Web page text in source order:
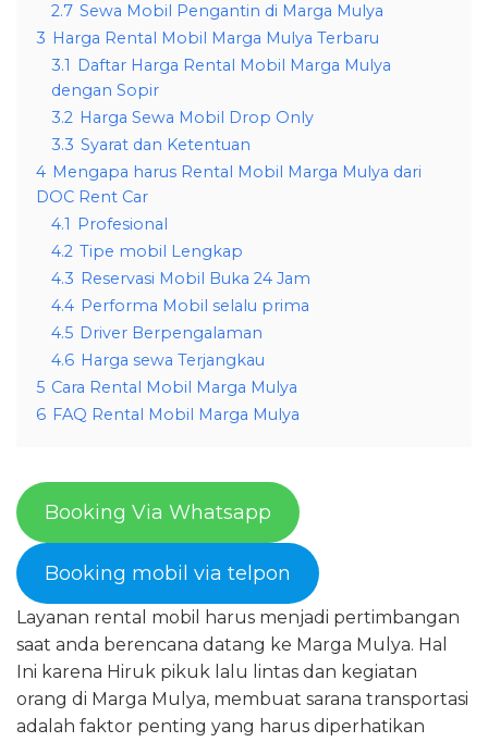
2.7 Sewa Mobil Pengantin di Marga Mulya
3 Harga Rental Mobil Marga Mulya Terbaru
3.1 Daftar Harga Rental Mobil Marga Mulya
dengan Sopir
3.2 Harga Sewa Mobil Drop Only
3.3 Syarat dan Ketentuan
4 Mengapa harus Rental Mobil Marga Mulya dari
DOC Rent Car
4.1 Profesional
4.2 Tipe mobil Lengkap
4.3 Reservasi Mobil Buka 24 Jam
4.4 Performa Mobil selalu prima
4.5 Driver Berpengalaman
4.6 Harga sewa Terjangkau
5 Cara Rental Mobil Marga Mulya
6 FAQ Rental Mobil Marga Mulya
Booking Via Whatsapp
Booking mobil via telpon
Layanan rental mobil harus menjadi pertimbangan
saat anda berencana datang ke Marga Mulya. Hal
Ini karena Hiruk pikuk lalu lintas dan kegiatan
orang di Marga Mulya, membuat sarana transportasi
adalah faktor penting yang harus diperhatikan